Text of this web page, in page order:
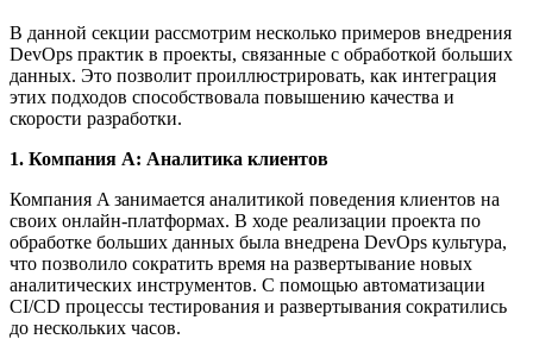
В данной секции рассмотрим несколько примеров внедрения
DevOps практик в проекты, связанные с обработкой больших
данных. Это позволит проиллюстрировать, как интеграция
этих подходов способствовала повышению качества и
скорости разработки.
1. Компания A: Аналитика клиентов
Компания A занимается аналитикой поведения клиентов на
своих онлайн-платформах. В ходе реализации проекта по
обработке больших данных была внедрена DevOps культура,
что позволило сократить время на развертывание новых
аналитических инструментов. С помощью автоматизации
CI/CD процессы тестирования и развертывания сократились
до нескольких часов.